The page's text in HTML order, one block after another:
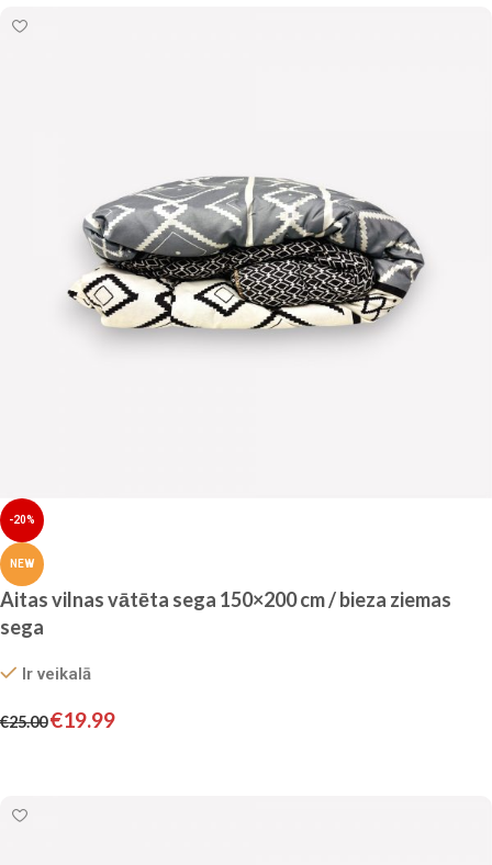
-20%
NEW
Aitas vilnas vātēta sega 150×200 cm / bieza ziemas
sega
Ir veikalā
€25.00€19.99